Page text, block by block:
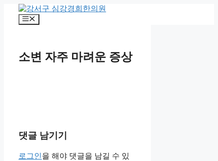
메
소변 자주 마려운 증상
댓글 남기기
로그인을 해야 댓글을 남길 수 있